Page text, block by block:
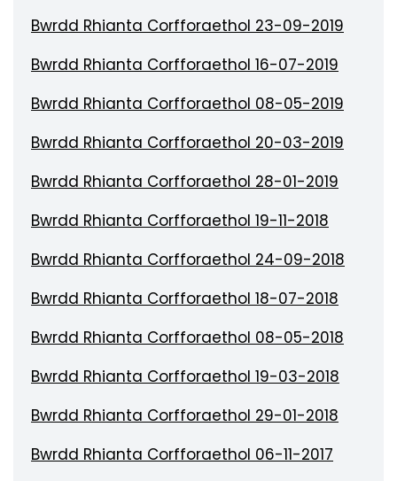
Bwrdd Rhianta Corfforaethol 23-09-2019
Bwrdd Rhianta Corfforaethol 16-07-2019
Bwrdd Rhianta Corfforaethol 08-05-2019
Bwrdd Rhianta Corfforaethol 20-03-2019
Bwrdd Rhianta Corfforaethol 28-01-2019
Bwrdd Rhianta Corfforaethol 19-11-2018
Bwrdd Rhianta Corfforaethol 24-09-2018
Bwrdd Rhianta Corfforaethol 18-07-2018
Bwrdd Rhianta Corfforaethol 08-05-2018
Bwrdd Rhianta Corfforaethol 19-03-2018
Bwrdd Rhianta Corfforaethol 29-01-2018
Bwrdd Rhianta Corfforaethol 06-11-2017